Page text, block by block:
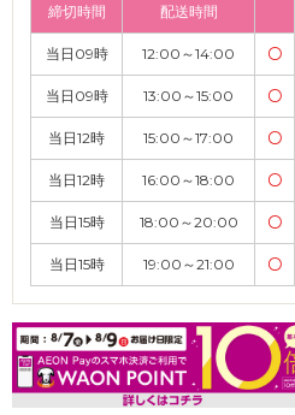
締切時間 配送時間
当日09時 12:00～14:00 〇
当日09時 13:00～15:00 〇
当日12時 15:00～17:00 〇
当日12時 16:00～18:00 〇
当日15時 18:00～20:00 〇
当日15時 19:00～21:00 〇